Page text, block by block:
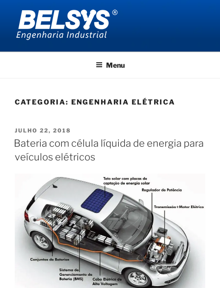
conteúdo
BELSYS ENGENHARIA
Menu
CATEGORIA: ENGENHARIA ELÉTRICA
PUBLICADO
EM
JULHO 22, 2018
Bateria com célula líquida de energia para
veículos elétricos